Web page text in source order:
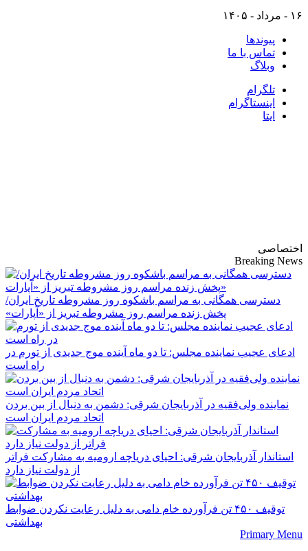
۱۶ - مرداد - ۱۴۰۵
پیوندها
تماس با ما
وبلاگ
تلگرام
اینستاگرام
ایتا
اختصاصی
Breaking News
دسترسی همگانی به مراسم باشکوه روز مشروطه تاریخ ایران/
پخش زنده مراسم روز مشروطه تبریز از «آپارات»
ادعای عجیب نماینده مجلس: تا دو ماه آینده موج جدیدی از تورم در
راه است
نماینده ولی‌فقیه در آذربایجان شرقی: دشمن به دنبال از بین بردن
اتحاد مردم ایران است
استاندار آذربایجان شرقی: احیای دریاچه ارومیه به مشارکت فراتر
از دولت نیاز دارد
توقیف ۴۵۰ تن فرآورده خام دامی به دلیل رعایت نکردن ضوابط
بهداشتی
Primary Menu